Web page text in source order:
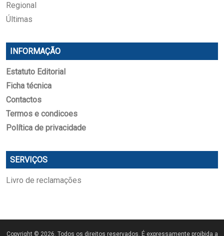
Regional
Últimas
INFORMAÇÃO
Estatuto Editorial
Ficha técnica
Contactos
Termos e condicoes
Política de privacidade
SERVIÇOS
Livro de reclamações
Copyright © 2026. Todos os direitos reservados. É expressamente proibida a